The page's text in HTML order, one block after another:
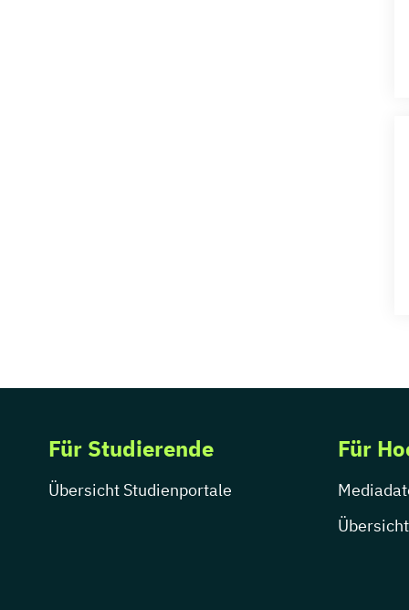
Für Studierende
Übersicht Studienportale
Für